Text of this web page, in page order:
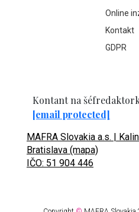
Online
Kontakt
GDPR
Kontant na
[email protected]
MAFRA Slovakia a.s. |
Bratislava (mapa)
IČO: 51 904 446